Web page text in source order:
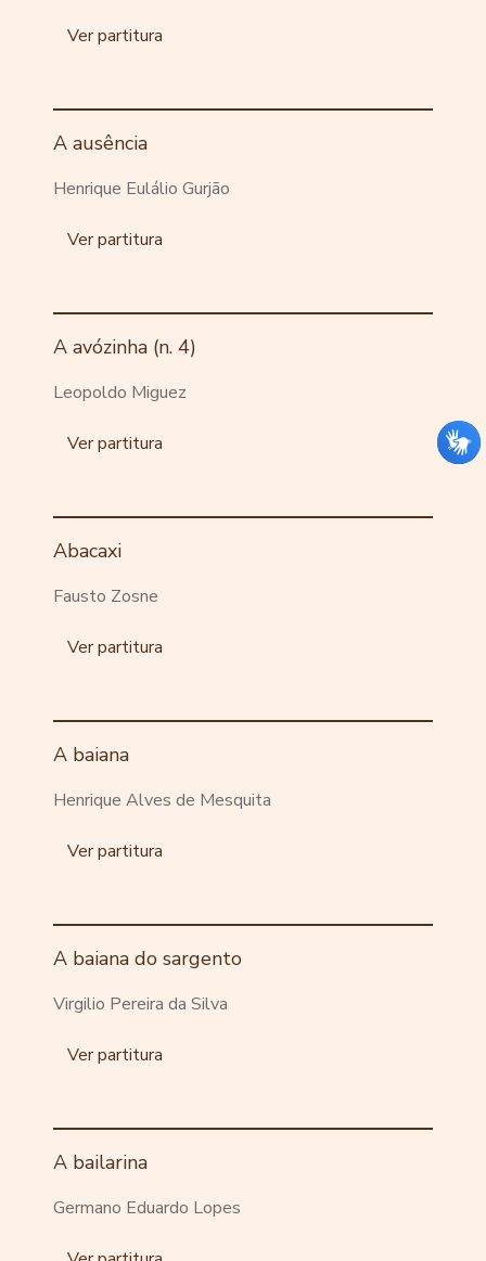
Ver partitura
A ausência
Henrique Eulálio Gurjão
Ver partitura
A avózinha (n. 4)
Leopoldo Miguez
Ver partitura
Abacaxi
Fausto Zosne
Ver partitura
A baiana
Henrique Alves de Mesquita
Ver partitura
A baiana do sargento
Virgilio Pereira da Silva
Ver partitura
A bailarina
Germano Eduardo Lopes